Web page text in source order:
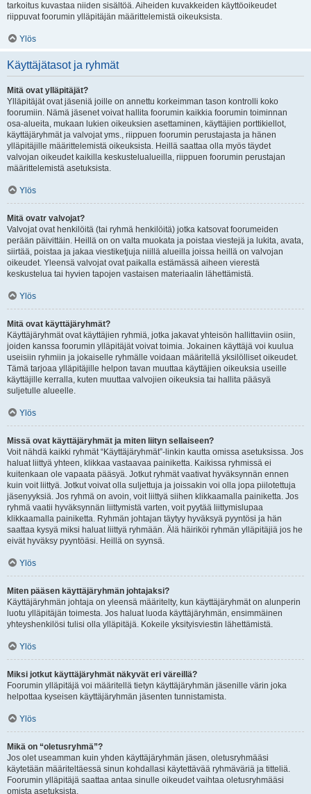
tarkoitus kuvastaa niiden sisältöä. Aiheiden kuvakkeiden käyttöoikeudet
riippuvat foorumin ylläpitäjän määrittelemistä oikeuksista.
Ylös
Käyttäjätasot ja ryhmät
Mitä ovat ylläpitäjät?
Ylläpitäjät ovat jäseniä joille on annettu korkeimman tason kontrolli koko
foorumiin. Nämä jäsenet voivat hallita foorumin kaikkia foorumin toiminnan
osa-alueita, mukaan lukien oikeuksien asettaminen, käyttäjien porttikiellot,
käyttäjäryhmät ja valvojat yms., riippuen foorumin perustajasta ja hänen
ylläpitäjille määrittelemistä oikeuksista. Heillä saattaa olla myös täydet
valvojan oikeudet kaikilla keskustelualueilla, riippuen foorumin perustajan
määrittelemistä asetuksista.
Ylös
Mitä ovatr valvojat?
Valvojat ovat henkilöitä (tai ryhmä henkilöitä) jotka katsovat foorumeiden
perään päivittäin. Heillä on on valta muokata ja poistaa viestejä ja lukita, avata,
siirtää, poistaa ja jakaa viestiketjuja niillä alueilla joissa heillä on valvojan
oikeudet. Yleensä valvojat ovat paikalla estämässä aiheen vierestä
keskustelua tai hyvien tapojen vastaisen materiaalin lähettämistä.
Ylös
Mitä ovat käyttäjäryhmät?
Käyttäjäryhmät ovat käyttäjien ryhmiä, jotka jakavat yhteisön hallittaviin osiin,
joiden kanssa foorumin ylläpitäjät voivat toimia. Jokainen käyttäjä voi kuulua
useisiin ryhmiin ja jokaiselle ryhmälle voidaan määritellä yksilölliset oikeudet.
Tämä tarjoaa ylläpitäjille helpon tavan muuttaa käyttäjien oikeuksia useille
käyttäjille kerralla, kuten muuttaa valvojien oikeuksia tai hallita pääsyä
suljetulle alueelle.
Ylös
Missä ovat käyttäjäryhmät ja miten liityn sellaiseen?
Voit nähdä kaikki ryhmät “Käyttäjäryhmät”-linkin kautta omissa asetuksissa. Jos
haluat liittyä yhteen, klikkaa vastaavaa painiketta. Kaikissa ryhmissä ei
kuitenkaan ole vapaata pääsyä. Jotkut ryhmät vaativat hyväksynnän ennen
kuin voit liittyä. Jotkut voivat olla suljettuja ja joissakin voi olla jopa piilotettuja
jäsenyyksiä. Jos ryhmä on avoin, voit liittyä siihen klikkaamalla painiketta. Jos
ryhmä vaatii hyväksynnän liittymistä varten, voit pyytää liittymislupaa
klikkaamalla painiketta. Ryhmän johtajan täytyy hyväksyä pyyntösi ja hän
saattaa kysyä miksi haluat liittyä ryhmään. Älä häiriköi ryhmän ylläpitäjiä jos he
eivät hyväksy pyyntöäsi. Heillä on syynsä.
Ylös
Miten pääsen käyttäjäryhmän johtajaksi?
Käyttäjäryhmän johtaja on yleensä määritelty, kun käyttäjäryhmät on alunperin
luotu ylläpitäjän toimesta. Jos haluat luoda käyttäjäryhmän, ensimmäinen
yhteyshenkilösi tulisi olla ylläpitäjä. Kokeile yksityisviestin lähettämistä.
Ylös
Miksi jotkut käyttäjäryhmät näkyvät eri väreillä?
Foorumin ylläpitäjä voi määritellä tietyn käyttäjäryhmän jäsenille värin joka
helpottaa kyseisen käyttäjäryhmän jäsenten tunnistamista.
Ylös
Mikä on “oletusryhmä”?
Jos olet useamman kuin yhden käyttäjäryhmän jäsen, oletusryhmääsi
käytetään määriteltäessä sinun kohdallasi käytettävää ryhmäväriä ja titteliä.
Foorumin ylläpitäjä saattaa antaa sinulle oikeudet vaihtaa oletusryhmääsi
omista asetuksista.